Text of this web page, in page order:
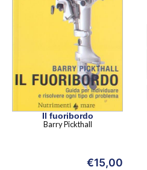
Il fuoribordo
Barry Pickthall
€15,00